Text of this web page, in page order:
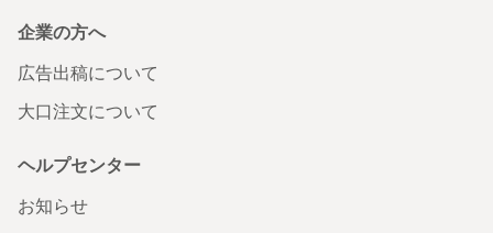
企業の方へ
広告出稿について
大口注文について
ヘルプセンター
お知らせ